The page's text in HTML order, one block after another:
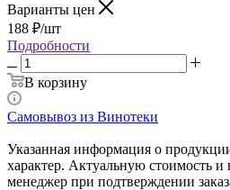
Варианты цен
188 ₽/шт
Подробности
В корзину
Самовывоз из Винотеки
Указанная информация о
характер. Актуальную стоимость и
менеджер при подтверждении